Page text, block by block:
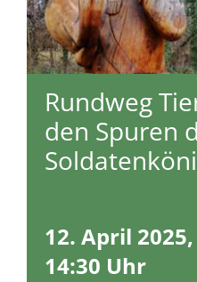
Rundweg
den Spuren
12. April
14:30 Uhr